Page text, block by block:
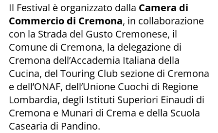
Il Festival è organizzato dalla Camera di
Commercio di Cremona, in collaborazione
con la Strada del Gusto Cremonese, il
Comune di Cremona, la delegazione di
Cremona dell’Accademia Italiana della
Cucina, del Touring Club sezione di Cremona
e dell’ONAF, dell’Unione Cuochi di Regione
Lombardia, degli Istituti Superiori Einaudi di
Cremona e Munari di Crema e della Scuola
Casearia di Pandino.